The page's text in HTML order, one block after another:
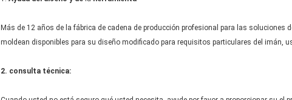
Más de 12 años de la fábrica de cadena de producción profesional para las soluciones
moldean disponibles para su diseño modificado para requisitos particulares del imán,
2. consulta técnica: